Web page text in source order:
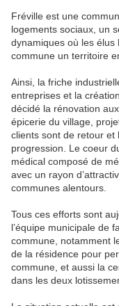
Fréville est une
logements sociaux, un
dynamiques où les
commune un territoire
Ainsi, la friche
entreprises et la
décidé la rénovation
épicerie du village,
clients sont de retour et
progression. Le coeur
médical composé de
avec un rayon
communes alentours.
Tous ces efforts sont
l’équipe municipale de
commune, notamment
de la résidence pour
commune, et aussi la
dans les deux